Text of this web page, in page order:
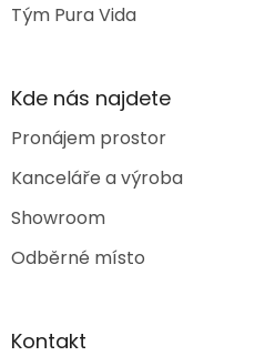
Tým Pura Vida
Kde nás najdete
Pronájem prostor
Kanceláře a výroba
Showroom
Odběrné místo
Kontakt